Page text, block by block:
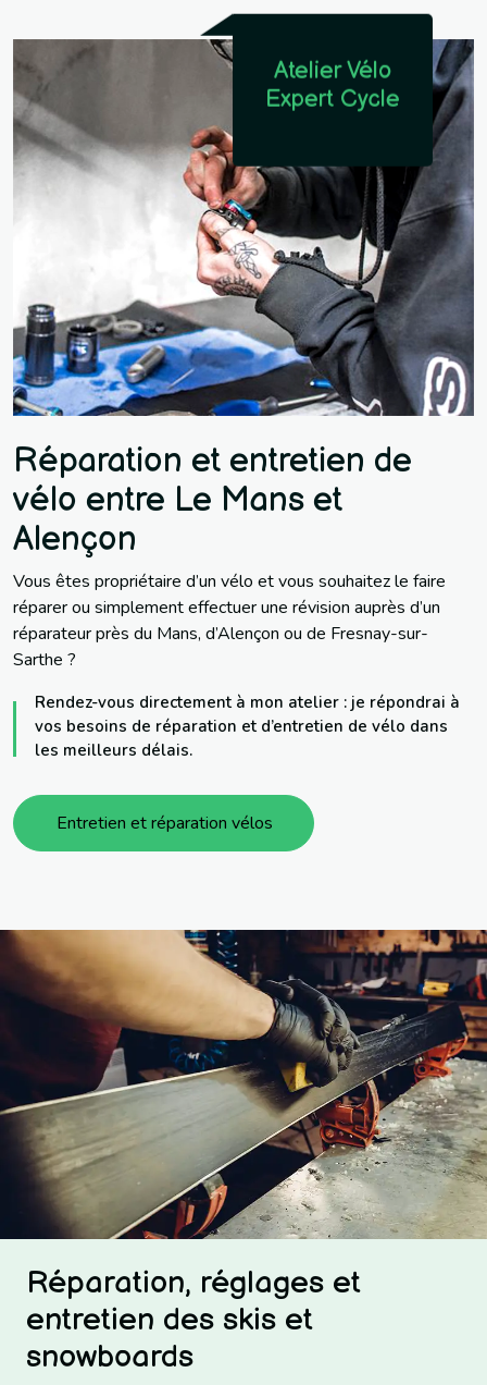
Atelier Vélo
Expert Cycle
Réparation et entretien de
vélo entre Le Mans et
Alençon
Vous êtes propriétaire d’un vélo et vous souhaitez le faire
réparer ou simplement effectuer une révision auprès d’un
réparateur près du Mans, d’Alençon ou de Fresnay-sur-
Sarthe ?
Rendez-vous directement à mon atelier : je répondrai à
vos besoins de réparation et d’entretien de vélo dans
les meilleurs délais.
Entretien et réparation vélos
Réparation, réglages et
entretien des skis et
snowboards